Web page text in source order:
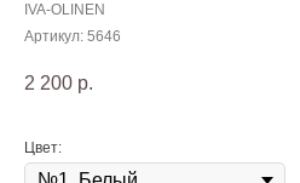
IVA-OLINEN
Артикул: 5646
2 200 р.
Цвет: